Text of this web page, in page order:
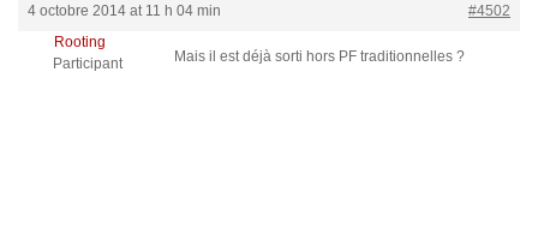
4 octobre 2014 at 11 h 04 min
#4502
Rooting
Participant
Mais il est déjà sorti hors PF traditionnelles ?